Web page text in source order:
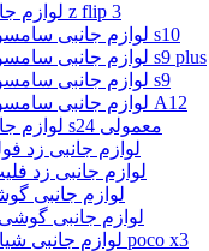
لوازم جانبی z flip 3
لوازم جانبی سامسونگ s10
لوازم جانبی سامسونگ s9 plus
لوازم جانبی سامسونگ s9
لوازم جانبی سامسونگ A12
لوازم جانبی s24 معمولی
لوازم جانبی زد
لوازم جانبی زد
لوازم جانبی
لوازم جانبی
لوازم جانبی شیامی poco x3